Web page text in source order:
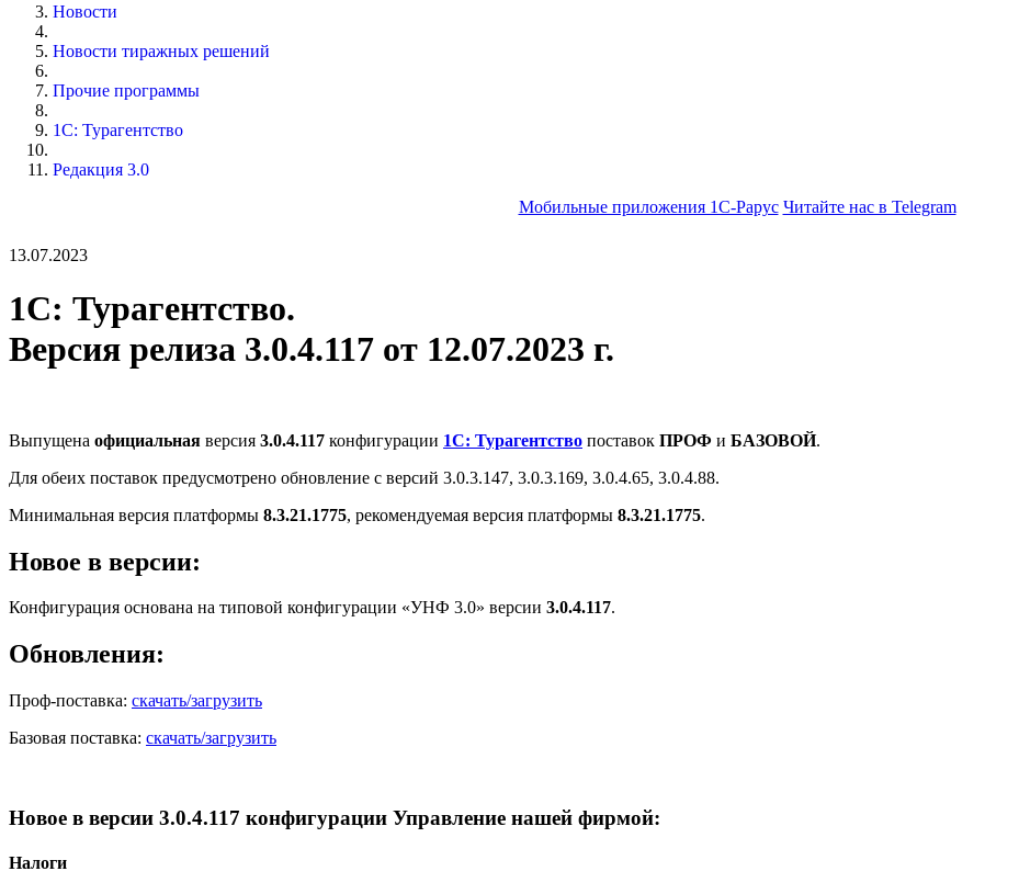
Новости
Новости тиражных решений
Прочие программы
1С: Турагентство
Редакция 3.0
Мобильные приложения 1С-Рарус Читайте нас в Telegram
13.07.2023
1С: Турагентство.
Версия релиза 3.0.4.117 от 12.07.2023 г.
Выпущена официальная версия 3.0.4.117 конфигурации 1С: Турагентство поставок ПРОФ и БАЗОВОЙ.
Для обеих поставок предусмотрено обновление с версий 3.0.3.147, 3.0.3.169, 3.0.4.65, 3.0.4.88.
Минимальная версия платформы 8.3.21.1775, рекомендуемая версия платформы 8.3.21.1775.
Новое в версии:
Конфигурация основана на типовой конфигурации «УНФ 3.0» версии 3.0.4.117.
Обновления:
Проф-поставка: скачать/загрузить
Базовая поставка: скачать/загрузить
Новое в версии 3.0.4.117 конфигурации Управление нашей фирмой:
Налоги